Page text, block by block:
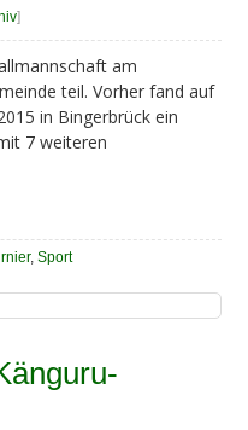
]
am
teil. Vorher fand auf
in Bingerbrück ein
7 weiteren
,Sport